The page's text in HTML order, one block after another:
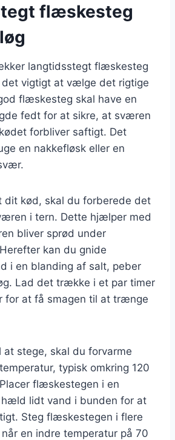
flæskesteg
langtidsstegt flæskesteg
det vigtigt at vælge det rigtige
flæskesteg skal have en
fedt for at sikre, at sværen
forbliver saftigt. Det
en nakkefløsk eller en
dit kød, skal du forberede det
i tern. Dette hjælper med
bliver sprød under
kan du gnide
i en blanding af salt, peber
Lad det trække i et par timer
for at få smagen til at trænge
at stege, skal du forvarme
typisk omkring 120
flæskestegen i en
lidt vand i bunden for at
Steg flæskestegen i flere
en indre temperatur på 70